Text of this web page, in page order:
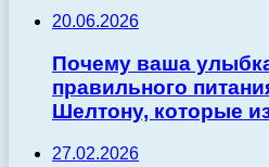
20.06.2026
Почему ваша
правильного
Шелтону, которые
27.02.2026